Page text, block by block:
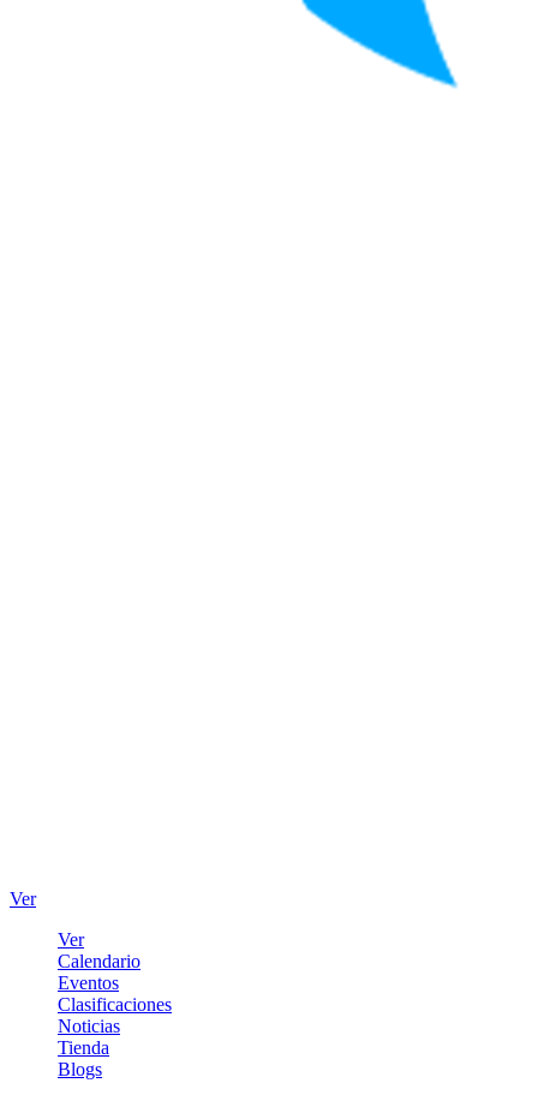
Ver
Ver
Calendario
Eventos
Clasificaciones
Noticias
Tienda
Blogs